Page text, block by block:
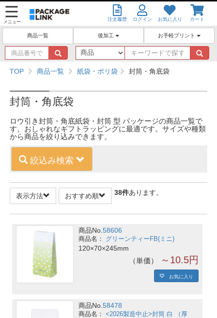
メニュー 注文履歴 ログイン お気に入り カート
商品一覧 後加工 お手軽プリント
商
品
番
で
探
す
キ
ー
ワ
ド
す
TOP 商品一覧 紙袋・ポリ袋 封筒・角底袋
封筒・角底袋
ロウ引き封筒・角底紙袋・封筒 型 パッケージの商品一覧で
す。おしゃれなギフトラッピングに最適です。サイズや種類
から商品を絞り込みできます。
絞込み検索
表示方法 おすすめ順 38件あります。
商品No. 58606
グリーンティーFB(ミニ)
120×70×245mm
単価 ～10.5円
お気に入り
商品No. 58478
<2026製造中止>封筒 白 （厚